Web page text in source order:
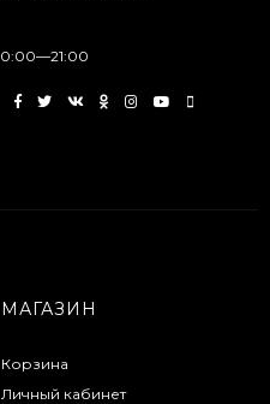
МАГАЗИН
Корзина
Личный кабинет